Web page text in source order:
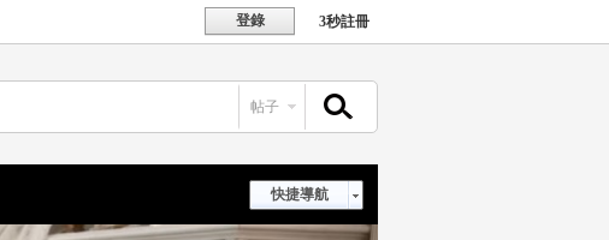
登錄 3秒註冊
帖子
快捷導航